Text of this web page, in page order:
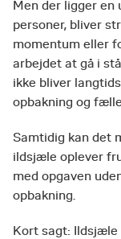
Men der ligger en
personer, bliver
momentum eller
arbejdet at gå i
ikke bliver
opbakning og
Samtidig kan det
ildsjæle oplever
med opgaven
opbakning.
Kort sagt: Ildsjæle